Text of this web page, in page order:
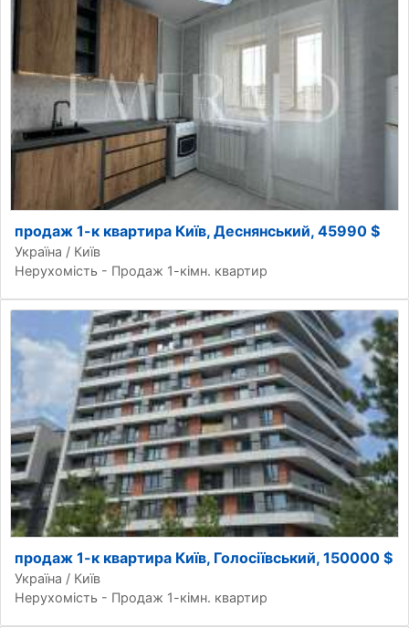
продаж 1-к квартира Київ, Деснянський, 45990 $
Україна / Київ
Нерухомість - Продаж 1-кімн. квартир
продаж 1-к квартира Київ, Голосіївський, 150000 $
Україна / Київ
Нерухомість - Продаж 1-кімн. квартир